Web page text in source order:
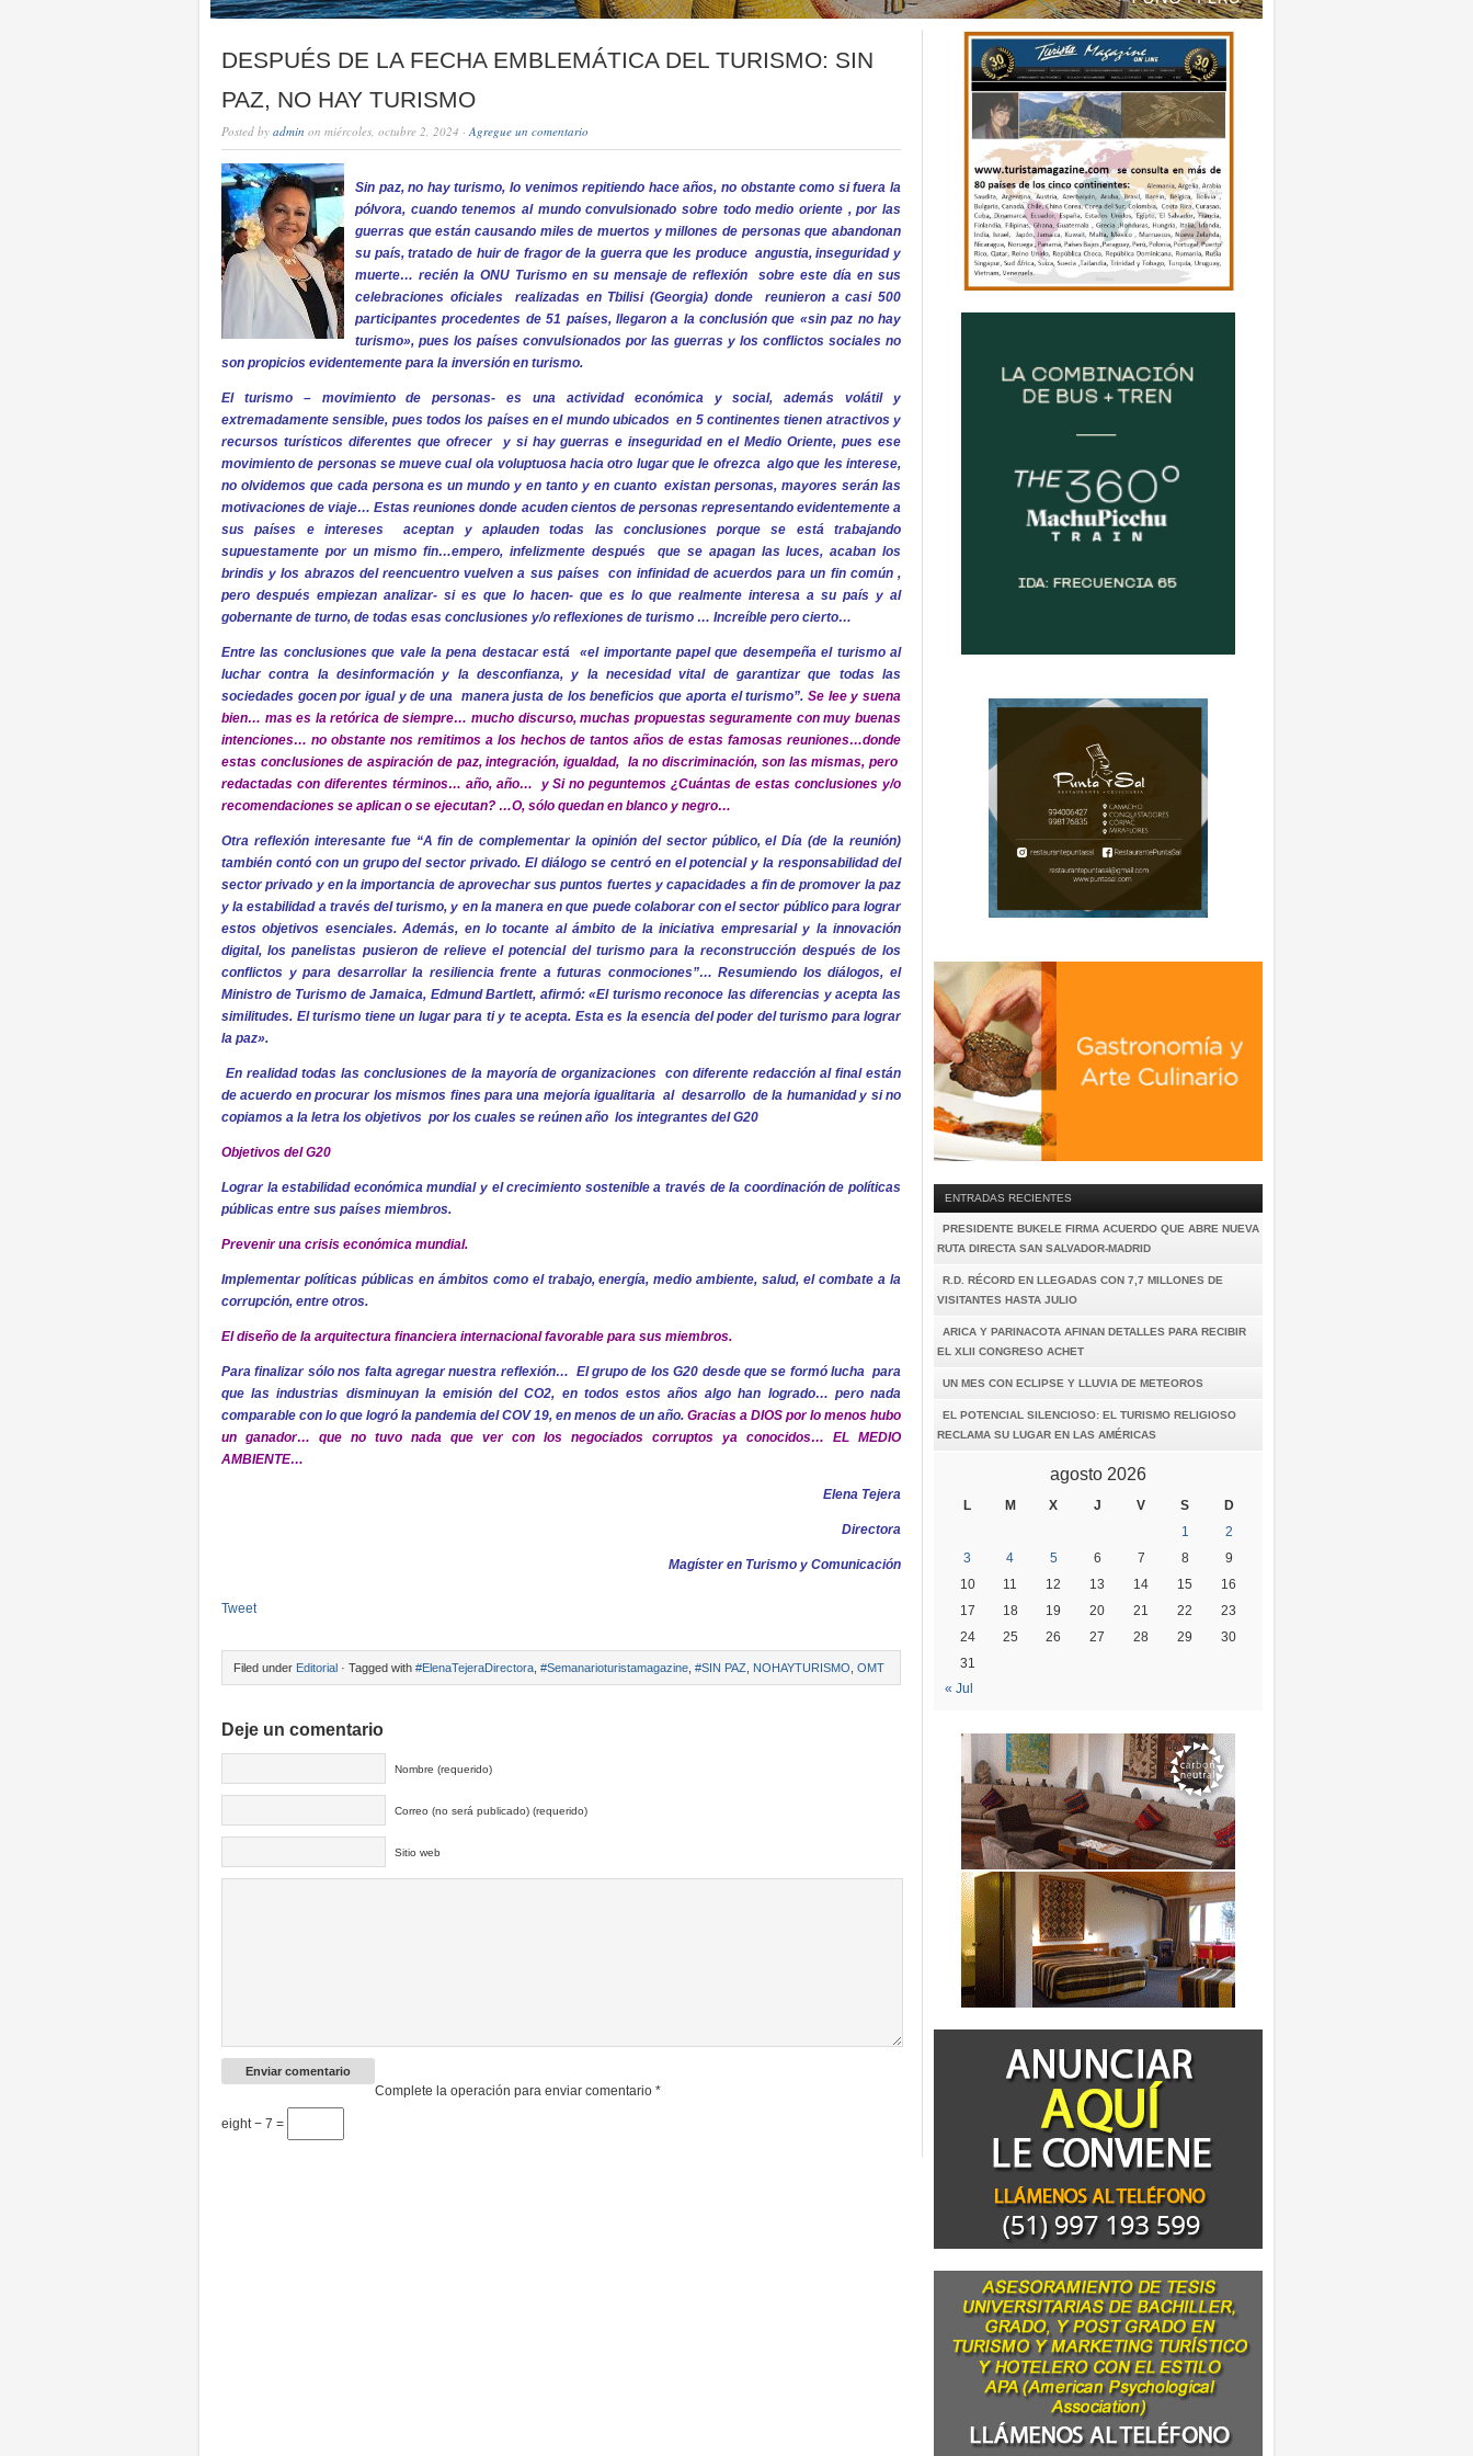
DESPUÉS DE LA FECHA EMBLEMÁTICA DEL TURISMO: SIN
PAZ, NO HAY TURISMO
Posted by admin on miércoles, octubre 2, 2024 ·Agregue un comentario
Sin paz, no hay turismo, lo venimos repitiendo hace años, no obstante como si fuera la
pólvora, cuando tenemos al mundo convulsionado sobre todo medio oriente , por las
guerras que están causando miles de muertos y millones de personas que abandonan
su país, tratado de huir de fragor de la guerra que les produce angustia, inseguridad y
muerte… recién la ONU Turismo en su mensaje de reflexión sobre este día en sus
celebraciones oficiales realizadas en Tbilisi (Georgia) donde reunieron a casi 500
participantes procedentes de 51 países, llegaron a la conclusión que «sin paz no hay
turismo», pues los países convulsionados por las guerras y los conflictos sociales no
son propicios evidentemente para la inversión en turismo.
El turismo – movimiento de personas- es una actividad económica y social, además volátil y
extremadamente sensible, pues todos los países en el mundo ubicados en 5 continentes tienen atractivos y
recursos turísticos diferentes que ofrecer y si hay guerras e inseguridad en el Medio Oriente, pues ese
movimiento de personas se mueve cual ola voluptuosa hacia otro lugar que le ofrezca algo que les interese,
no olvidemos que cada persona es un mundo y en tanto y en cuanto existan personas, mayores serán las
motivaciones de viaje… Estas reuniones donde acuden cientos de personas representando evidentemente a
sus países e intereses aceptan y aplauden todas las conclusiones porque se está trabajando
supuestamente por un mismo fin…empero, infelizmente después que se apagan las luces, acaban los
brindis y los abrazos del reencuentro vuelven a sus países con infinidad de acuerdos para un fin común ,
pero después empiezan analizar- si es que lo hacen- que es lo que realmente interesa a su país y al
gobernante de turno, de todas esas conclusiones y/o reflexiones de turismo … Increíble pero cierto…
Entre las conclusiones que vale la pena destacar está «el importante papel que desempeña el turismo al
luchar contra la desinformación y la desconfianza, y la necesidad vital de garantizar que todas las
sociedades gocen por igual y de una manera justa de los beneficios que aporta el turismo”. Se lee y suena
bien… mas es laretórica de siempre… mucho discurso, muchas propuestas seguramente con muy buenas
intenciones… no obstante nos remitimos a los hechos de tantos años de estas famosas reuniones…donde
estas conclusiones de aspiración de paz, integración, igualdad, la no discriminación, son las mismas, pero
redactadas con diferentes términos… año, año… y Si no peguntemos ¿Cuántas de estas conclusiones y/o
recomendaciones se aplican o se ejecutan? …O, sólo quedan en blanco y negro…
Otra reflexión interesante fue “A fin de complementar la opinión del sector público, el Día (de la reunión)
también contó con un grupo del sector privado. El diálogo se centró en el potencial y la responsabilidad del
sector privado y en la importancia de aprovechar sus puntos fuertes y capacidades a fin de promover la paz
y la estabilidad a través del turismo, y en la manera en que puede colaborar con el sector público para lograr
estos objetivos esenciales. Además, en lo tocante al ámbito de la iniciativa empresarial y la innovación
digital, los panelistas pusieron de relieve el potencial del turismo para la reconstrucción después de los
conflictos y para desarrollar la resiliencia frente a futuras conmociones”… Resumiendo los diálogos, el
Ministro de Turismo de Jamaica, Edmund Bartlett, afirmó: «El turismo reconoce las diferencias y acepta las
similitudes. El turismo tiene un lugar para ti y te acepta. Esta es la esencia del poder del turismo para lograr
la paz».
En realidad todas las conclusiones de la mayoría de organizaciones con diferente redacción al final están
de acuerdo en procurar los mismos fines para una mejoría igualitaria al desarrollo de la humanidad y si no
copiamos a la letra los objetivos por los cuales se reúnen año los integrantes del G20
Objetivos del G20
Lograr la estabilidad económica mundial y el crecimiento sostenible a través de la coordinación de políticas
públicas entre sus países miembros.
Prevenir una crisis económica mundial.
Implementar políticas públicas en ámbitos como el trabajo, energía, medio ambiente, salud, el combate a la
corrupción, entre otros.
El diseño de la arquitectura financiera internacional favorable para sus miembros.
Para finalizar sólo nos falta agregar nuestra reflexión… El grupo de los G20 desde que se formó lucha para
que las industrias disminuyan la emisión del CO2, en todos estos años algo han logrado… pero nada
comparable con lo que logró la pandemia del COV 19, en menos de un año. Gracias a DIOS por lo menos hubo
un ganador… que no tuvo nada que ver con los negociados corruptos ya conocidos… EL MEDIO
AMBIENTE…
Elena Tejera
Directora
Magíster en Turismo y Comunicación
Tweet
Filed under Editorial · Tagged with #ElenaTejeraDirectora #Semanarioturistamagazine #SIN PAZ NOHAYTURISMO OMT
Deje un comentario
Nombre (requerido)
Correo (no será publicado) (requerido)
Sitio web
Complete la operación para enviar comentario *
eight − 7 =
ENTRADAS RECIENTES
PRESIDENTE BUKELE FIRMA ACUERDO QUE ABRE NUEVA
RUTA DIRECTA SAN SALVADOR-MADRID
R.D. RÉCORD EN LLEGADAS CON 7,7 MILLONES DE
VISITANTES HASTA JULIO
ARICA Y PARINACOTA AFINAN DETALLES PARA RECIBIR
EL XLII CONGRESO ACHET
UN MES CON ECLIPSE Y LLUVIA DE METEOROS
EL POTENCIAL SILENCIOSO: EL TURISMO RELIGIOSO
RECLAMA SU LUGAR EN LAS AMÉRICAS
agosto 2026
L M X J V S
D
1
2
3
4 5 6 7 8
9
10
11 12 13 14 15
16
17
18 19 20 21 22
23
24
25 26 27 28 29
30
31
« Jul